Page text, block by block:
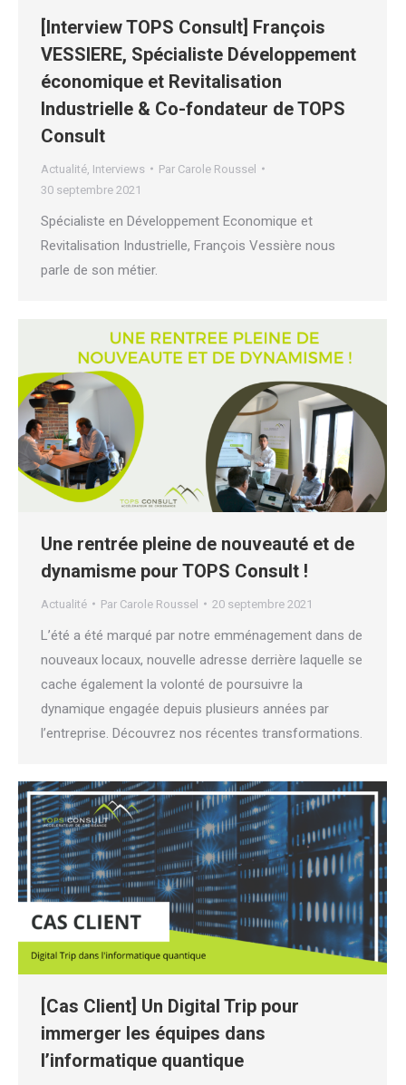
[Interview TOPS Consult] François
VESSIERE, Spécialiste Développement
économique et Revitalisation
Industrielle & Co-fondateur de TOPS
Consult
Actualité Interviews Par Carole Roussel
30 septembre 2021
Spécialiste en Développement Economique et
Revitalisation Industrielle, François Vessière nous
parle de son métier.
Une rentrée pleine de nouveauté et de
dynamisme pour TOPS Consult !
Actualité Par Carole Roussel 20 septembre 2021
L’été a été marqué par notre emménagement dans de
nouveaux locaux, nouvelle adresse derrière laquelle se
cache également la volonté de poursuivre la
dynamique engagée depuis plusieurs années par
l’entreprise. Découvrez nos récentes transformations.
[Cas Client] Un Digital Trip pour
immerger les équipes dans
l’informatique quantique